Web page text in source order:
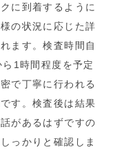
に到着するように
の状況に応じた詳
ます。検査時間自
1時間程度を予定
で丁寧に行われる
す。検査後は結果
があるはずですの
っかりと確認しま